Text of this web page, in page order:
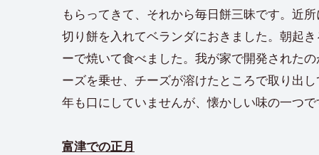
もらってきて、それから毎日餅三昧です。近
切り餅を入れてベランダにおきました。朝起
ーで焼いて食べました。我が家で開発された
ーズを乗せ、チーズが溶けたところで取り出
年も口にしていませんが、懐かしい味の一つで
富津での正月